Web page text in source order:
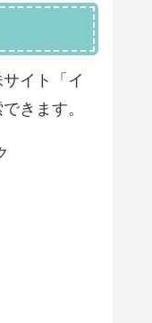
イト「イ
きます。